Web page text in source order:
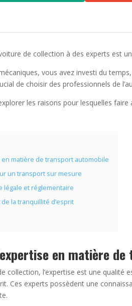
de collection à des experts est
vous avez investi du
de choisir des professionnels de
les raisons pour lesquelles
en matière de transport automobile
un transport sur mesure
légale et réglementaire
la tranquillité d’esprit
en matière
collection, l’expertise est une
Ces experts possèdent une